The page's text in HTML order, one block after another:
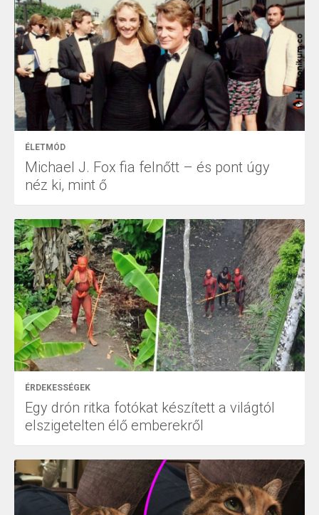
ÉLETMÓD
Michael J. Fox fia felnőtt – és pont úgy
néz ki, mint ő
ÉRDEKESSÉGEK
Egy drón ritka fotókat készített a világtól
elszigetelten élő emberekről